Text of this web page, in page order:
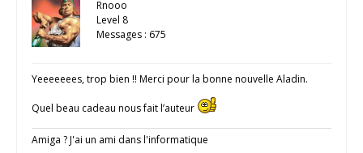
Rnooo
Level 8
Messages : 675
Yeeeeeees, trop bien !! Merci pour la bonne nouvelle Aladin.
Quel beau cadeau nous fait l’auteur
Amiga ? J'ai un ami dans l'informatique